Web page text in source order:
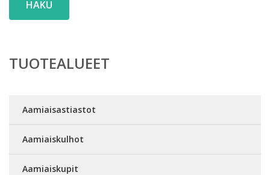
HAKU
TUOTEALUEET
Aamiaisastiastot
Aamiaiskulhot
Aamiaiskupit